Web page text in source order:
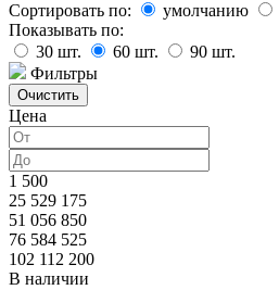
Сортировать по:
умолчанию
Показывать по:
30 шт. 60 шт. 90 шт.
Фильтры
Цена
1 500
25 529 175
51 056 850
76 584 525
102 112 200
В наличии